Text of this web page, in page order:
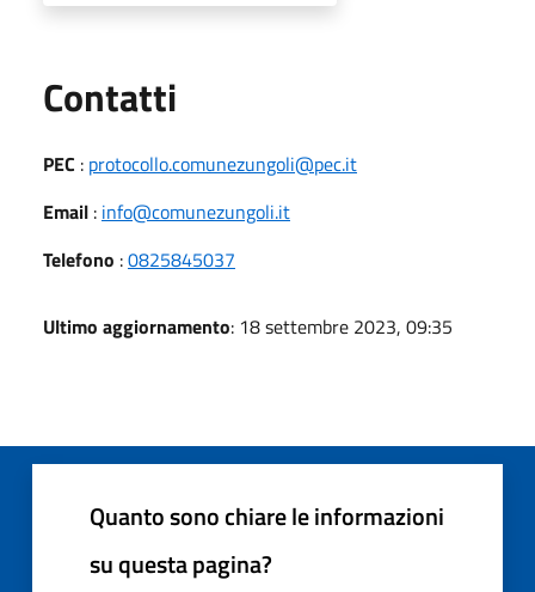
Contatti
PEC : protocollo.comunezungoli@pec.it
Email : info@comunezungoli.it
Telefono :0825845037
Ultimo aggiornamento: 18 settembre 2023, 09:35
Quanto sono chiare le informazioni
su questa pagina?